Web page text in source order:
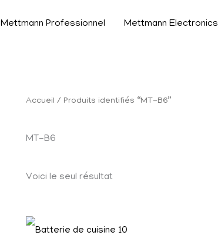
Mettmann Professionnel Mettmann Electronics
Accueil / Produits identifiés “MT-B6”
MT-B6
Voici le seul résultat